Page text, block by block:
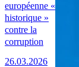
européenne «
historique »
contre la
corruption
26.03.2026